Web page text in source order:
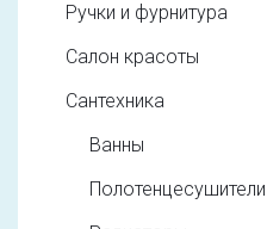
Ручки и фурнитура
Салон красоты
Сантехника
Ванны
Полотенцесушители